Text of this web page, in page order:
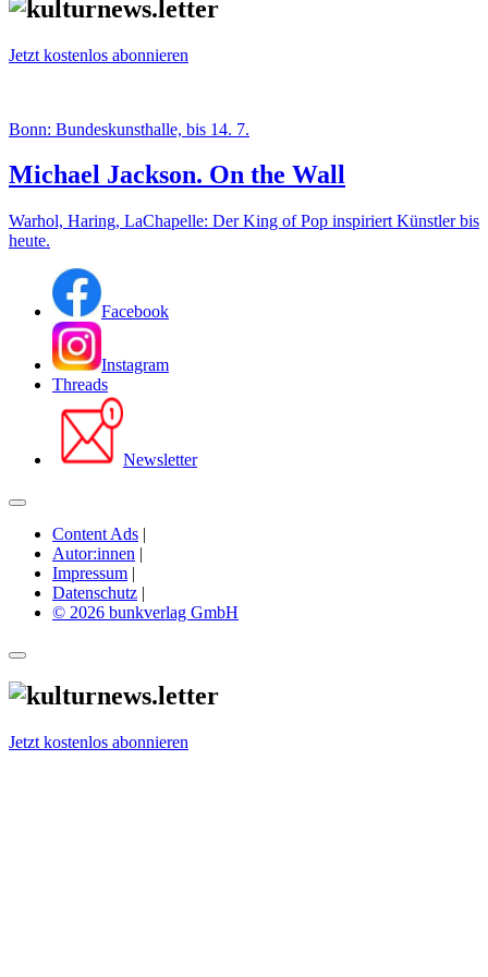
Jetzt kostenlos abonnieren
Bonn: Bundeskunsthalle, bis 14. 7.
Michael Jackson. On the Wall
Warhol, Haring, LaChapelle: Der King of Pop inspiriert Künstler bis
heute.
Facebook
Instagram
Threads
Newsletter
Content Ads |
Autor:innen |
Impressum |
Datenschutz |
© 2026 bunkverlag GmbH
Jetzt kostenlos abonnieren